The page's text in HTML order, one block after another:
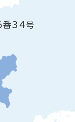
番34号